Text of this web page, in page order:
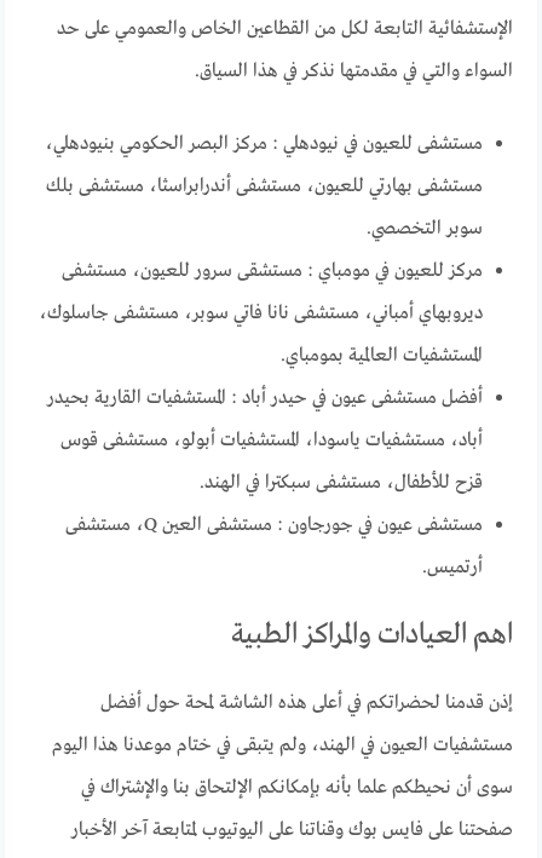
الإستشفائية التابعة لكل من القطاعين الخاص والعمومي على حد
السواء والتي في مقدمتها نذكر في هذا السياق.
مستشفى للعيون في نيودهلي : مركز البصر الحكومي بنيودهلي،
مستشفى بهارتي للعيون، مستشفى أندرابراسثا، مستشفى بلك
سوبر التخصصي.
مركز للعيون في مومباي : مستشقى سرور للعيون، مستشفى
ديروبهاي أمباني، مستشفى نانا فاتي سوبر، مستشفى جاسلوك،
المستشفيات العالمية بمومباي.
أفضل مستشفى عيون في حيدر أباد : المستشفيات القارية بحيدر
أباد، مستشفيات ياسودا، المستشفيات أبولو، مستشفى قوس
قزح للأطفال، مستشفى سبكترا في الهند.
مستشفى عيون في جورجاون : مستشفى العين Q، مستشفى
أرتميس.
اهم العيادات والمراكز الطبية
إذن قدمنا لحضراتكم في أعلى هذه الشاشة لمحة حول أفضل
مستشفيات العيون في الهند، ولم يتبقى في ختام موعدنا هذا اليوم
سوى أن نحيطكم علما بأنه بإمكانكم الإلتحاق بنا والإشتراك في
صفحتنا على فايس بوك وقناتنا على اليوتيوب لمتابعة آخر الأخبار